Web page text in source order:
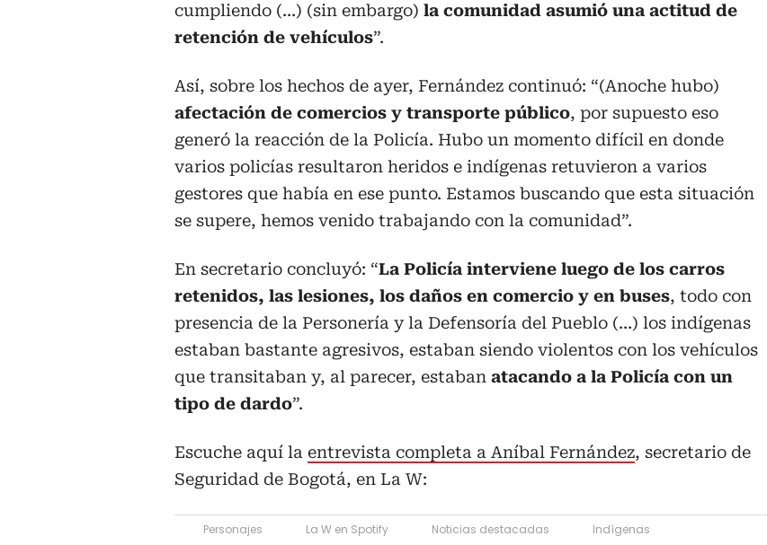
cumpliendo (…) (sin embargo) la comunidad asumió una actitud de
retención de vehículos”.
Así, sobre los hechos de ayer, Fernández continuó: “(Anoche hubo)
afectación de comercios y transporte público, por supuesto eso
generó la reacción de la Policía. Hubo un momento difícil en donde
varios policías resultaron heridos e indígenas retuvieron a varios
gestores que había en ese punto. Estamos buscando que esta situación
se supere, hemos venido trabajando con la comunidad”.
En secretario concluyó: “La Policía interviene luego de los carros
retenidos, las lesiones, los daños en comercio y en buses, todo con
presencia de la Personería y la Defensoría del Pueblo (…) los indígenas
estaban bastante agresivos, estaban siendo violentos con los vehículos
que transitaban y, al parecer, estaban atacando a la Policía con un
tipo de dardo”.
Escuche aquí la entrevista completa a Aníbal Fernández, secretario de
Seguridad de Bogotá, en La W:
Personajes La W en Spotify Noticias destacadas
Indígenas